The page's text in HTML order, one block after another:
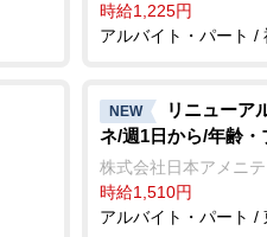
時給1,225円
アルバイト・パート /
NEW
リニューア
ネ/週1日から/年齢・
株式会社日本アメニ
時給1,510円
アルバイト・パート /